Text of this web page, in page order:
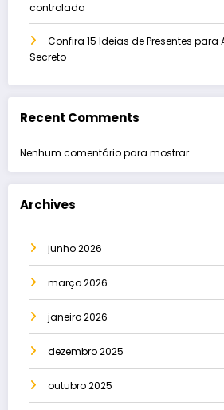
controlada
Confira 15 Ideias de Presentes
Secreto
Recent Comments
Nenhum comentário para mostrar.
Archives
junho 2026
março 2026
janeiro 2026
dezembro 2025
outubro 2025